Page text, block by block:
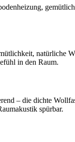
natürliche
in den Raum.
– die dichte
spürbar.